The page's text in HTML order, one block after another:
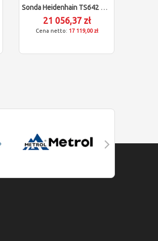
Sonda Heidenhain TS642 HSK-A63 (dostawa 16-18 Tygodni)
21 056,37 zł
17 119,00 zł